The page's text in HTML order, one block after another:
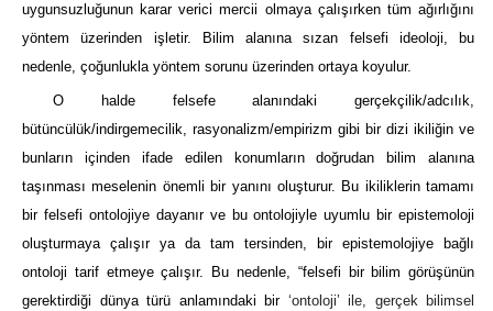
uygunsuzluğunun karar verici mercii olmaya çalışırken tüm ağırlığını
yöntem üzerinden işletir. Bilim alanına sızan felsefi ideoloji, bu
nedenle, çoğunlukla yöntem sorunu üzerinden ortaya koyulur.
O halde felsefe alanındaki gerçekçilik/adcılık,
bütüncülük/indirgemecilik, rasyonalizm/empirizm gibi bir dizi ikiliğin ve
bunların içinden ifade edilen konumların doğrudan bilim alanına
taşınması meselenin önemli bir yanını oluşturur. Bu ikiliklerin tamamı
bir felsefi ontolojiye dayanır ve bu ontolojiyle uyumlu bir epistemoloji
oluşturmaya çalışır ya da tam tersinden, bir epistemolojiye bağlı
ontoloji tarif etmeye çalışır. Bu nedenle, “felsefi bir bilim görüşünün
gerektirdiği dünya türü anlamındaki bir ‘ontoloji’ ile, gerçek bilimsel